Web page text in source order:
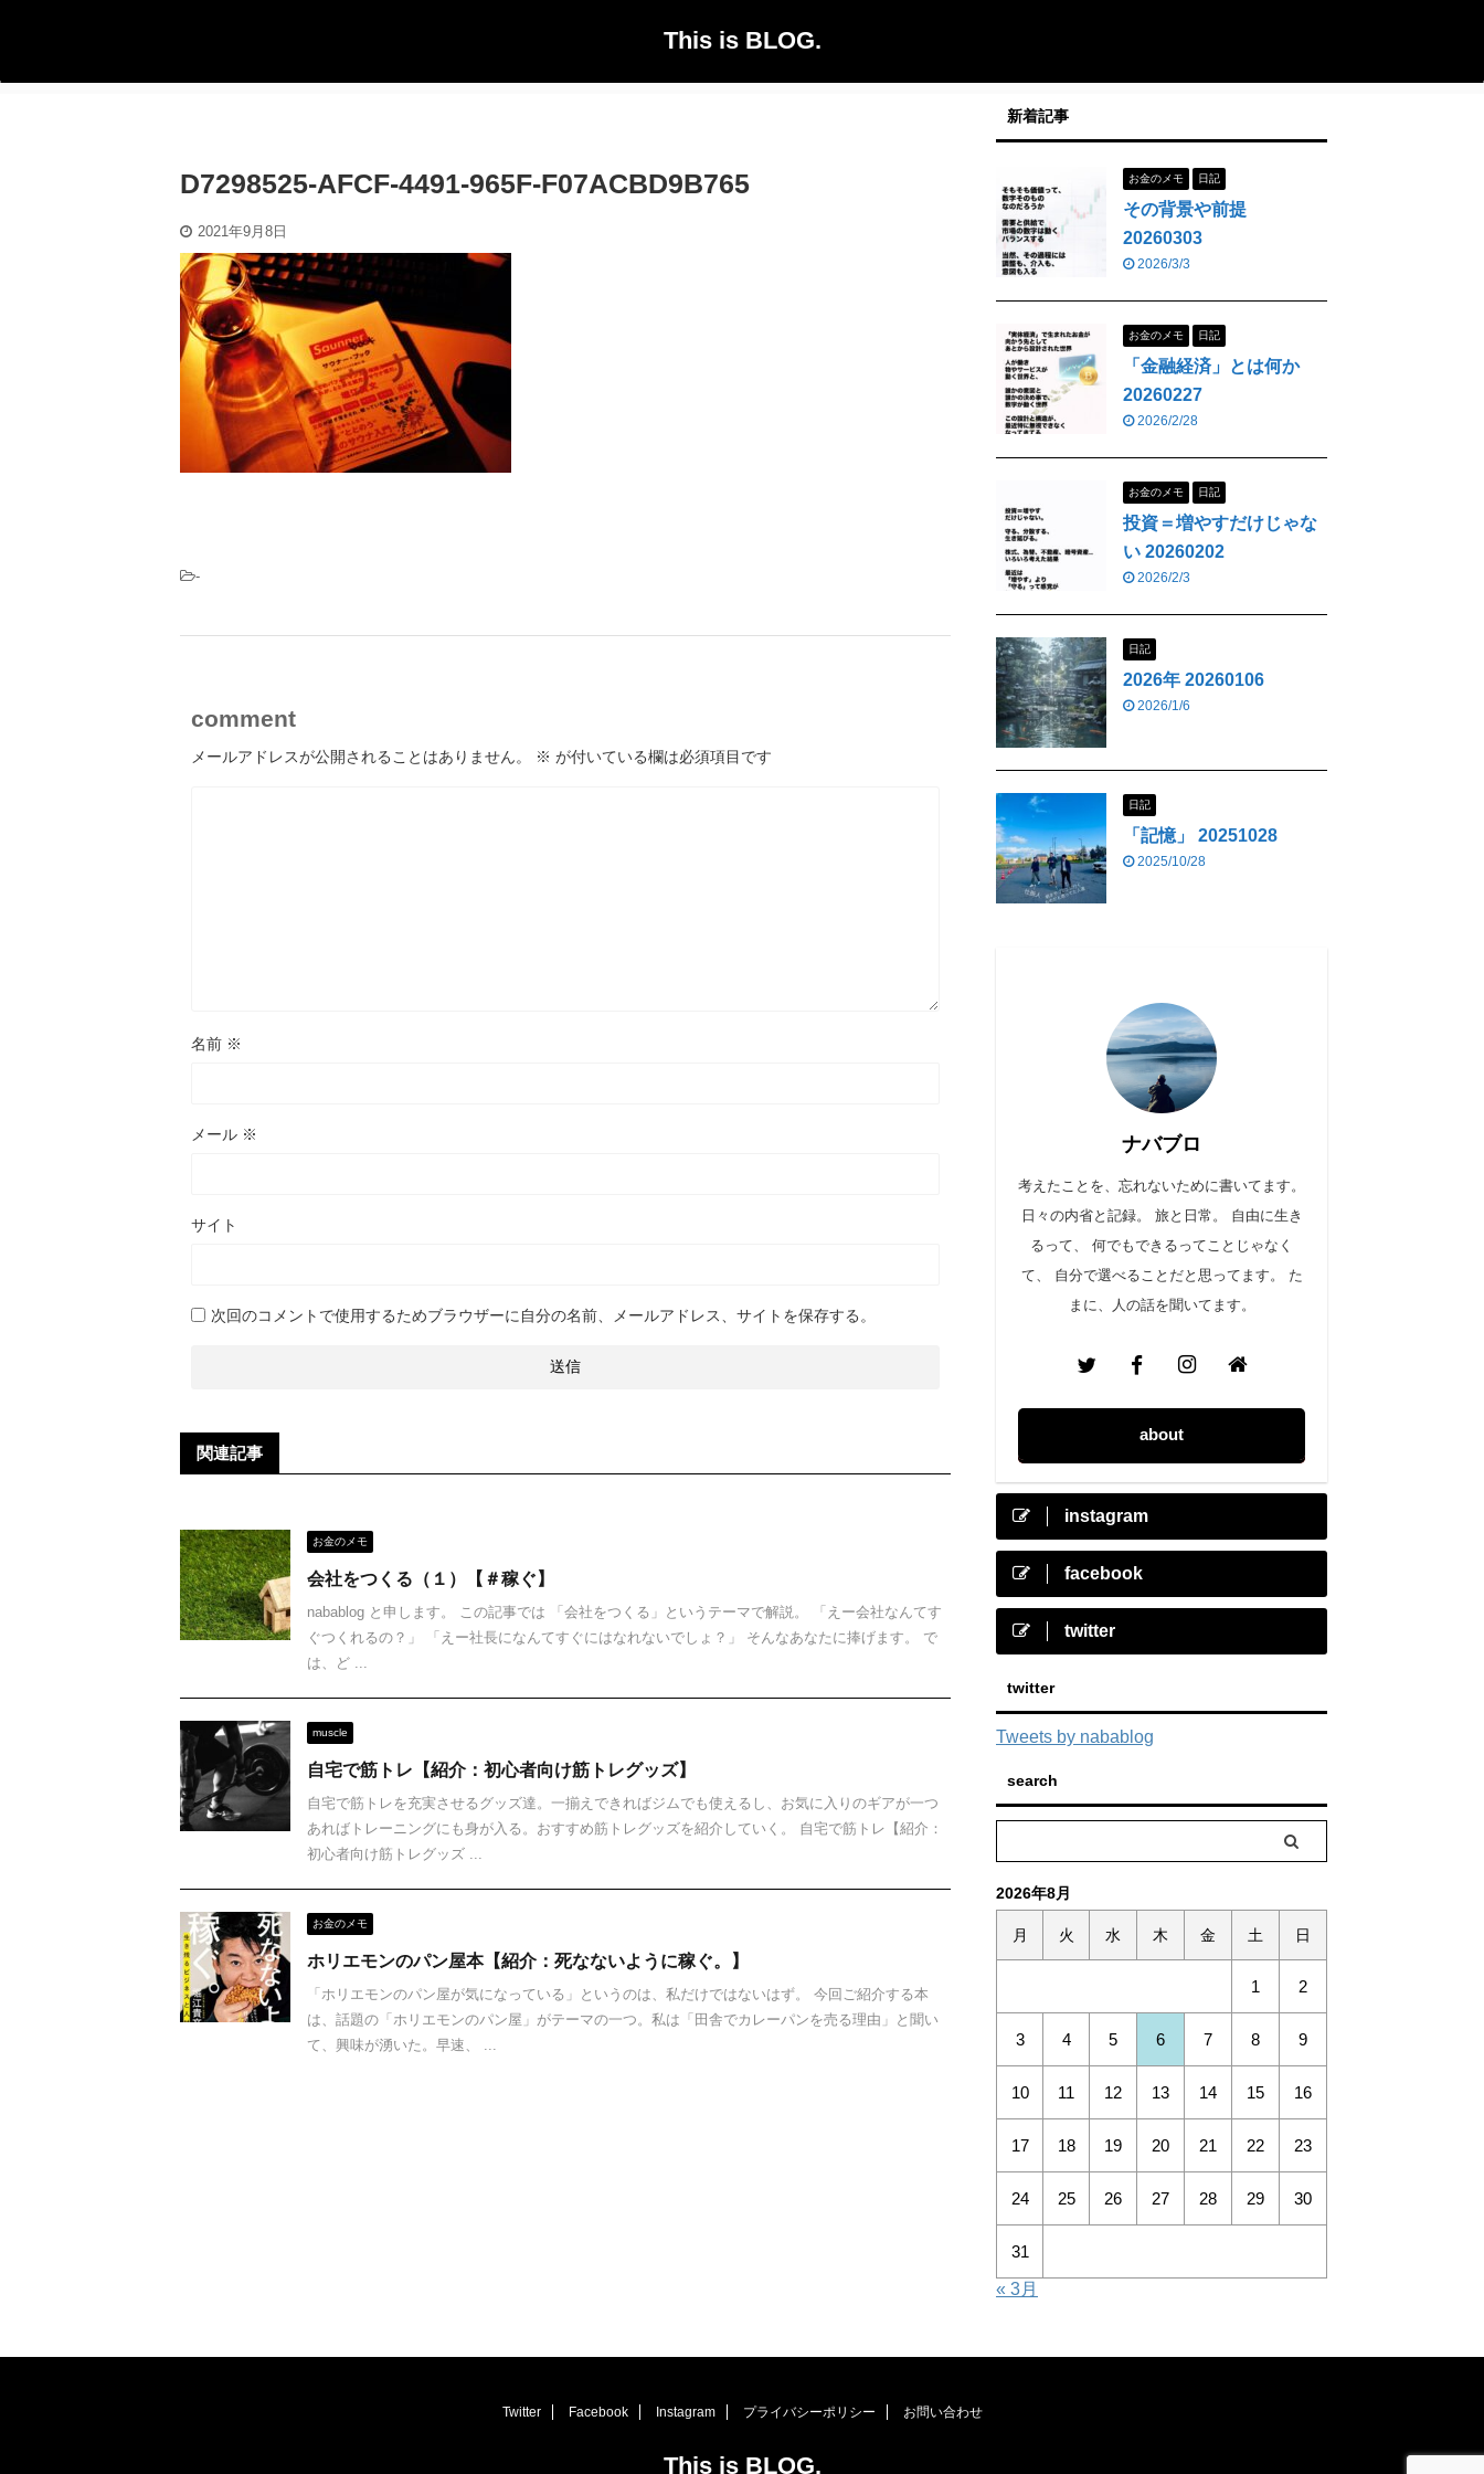
This is BLOG.
D7298525-AFCF-4491-965F-F07ACBD9B765
2021年9月8日
-
comment
メールアドレスが公開されることはありません。 ※ が付いている欄は必須項目です
名前 ※
メール ※
サイト
次回のコメントで使用するためブラウザーに自分の名前、メールアドレス、サイトを保存する。
関連記事
お金のメモ
会社をつくる（１）【＃稼ぐ】
nabablog と申します。 この記事では 「会社をつくる」というテーマで解説。 「えー会社なんてす
ぐつくれるの？」 「えー社長になんてすぐにはなれないでしょ？」 そんなあなたに捧げます。 で
は、ど ...
muscle
自宅で筋トレ【紹介：初心者向け筋トレグッズ】
自宅で筋トレを充実させるグッズ達。一揃えできればジムでも使えるし、お気に入りのギアが一つ
あればトレーニングにも身が入る。おすすめ筋トレグッズを紹介していく。 自宅で筋トレ【紹介：
初心者向け筋トレグッズ ...
お金のメモ
ホリエモンのパン屋本【紹介：死なないように稼ぐ。】
「ホリエモンのパン屋が気になっている」というのは、私だけではないはず。 今回ご紹介する本
は、話題の「ホリエモンのパン屋」がテーマの一つ。私は「田舎でカレーパンを売る理由」と聞い
て、興味が湧いた。早速、 ...
新着記事
お金のメモ 日記
その背景や前提
20260303
2026/3/3
お金のメモ 日記
「金融経済」とは何か
20260227
2026/2/28
お金のメモ 日記
投資＝増やすだけじゃな
い 20260202
2026/2/3
日記
2026年 20260106
2026/1/6
日記
「記憶」 20251028
2025/10/28
ナバブロ
考えたことを、忘れないために書いてます。
日々の内省と記録。 旅と日常。 自由に生き
るって、 何でもできるってことじゃなく
て、 自分で選べることだと思ってます。 た
まに、人の話を聞いてます。
about
instagram
facebook
twitter
twitter
Tweets by nabablog
search
2026年8月
月 火 水 木 金 土 日
1 2
3 4 5 6 7 8 9
10 11 12 13 14 15 16
17 18 19 20 21 22 23
24 25 26 27 28 29 30
31
« 3月
Twitter Facebook Instagram プライバシーポリシー お問い合わせ
This is BLOG.